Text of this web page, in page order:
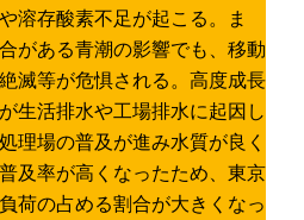
溶存酸素不足が起こる。ま
がある青潮の影響でも、移動
滅等が危惧される。高度成長
生活排水や工場排水に起因し
理場の普及が進み水質が良く
及率が高くなったため、東京
荷の占める割合が大きくなっ